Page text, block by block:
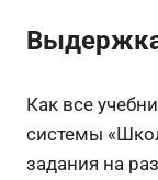
Как все
системы
задания на